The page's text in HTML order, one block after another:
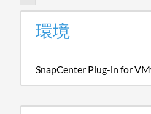
環境
SnapCenter Plug-in for